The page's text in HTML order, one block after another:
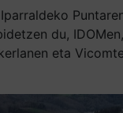
du,
eta